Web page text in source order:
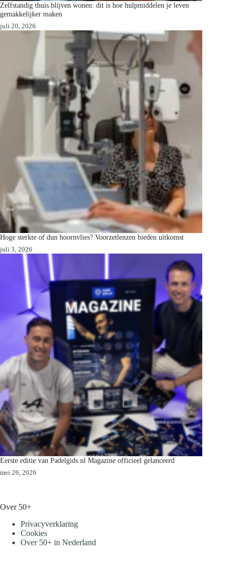
Zelfstandig thuis blijven wonen: dit is hoe hulpmiddelen je leven
gemakkelijker maken
juli 20, 2026
Hoge sterkte of dun hoornvlies? Voorzetlenzen bieden uitkomst
juli 3, 2026
Eerste editie van Padelgids.nl Magazine officieel gelanceerd
mei 26, 2026
Over 50+
Privacyverklaring
Cookies
Over 50+ in Nederland